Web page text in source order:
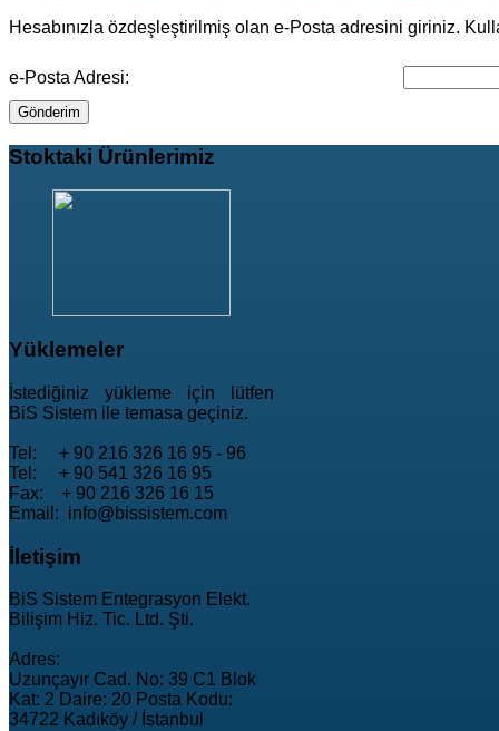
Hesabınızla özdeşleştirilmiş olan e-Posta adresini giriniz.
e-Posta Adresi:
Gönderim
Stoktaki Ürünlerimiz
Yüklemeler
İstediğiniz yükleme için lütfen
BiS Sistem ile temasa geçiniz.
Tel: + 90 216 326 16 95 - 96
Tel: + 90 541 326 16 95
Fax: + 90 216 326 16 15
Email: info@bissistem.com
İletişim
BiS Sistem Entegrasyon Elekt.
Bilişim Hiz. Tic. Ltd. Şti.
Adres:
Uzunçayır Cad. No: 39 C1 Blok
Kat: 2 Daire: 20 Posta Kodu:
34722 Kadıköy / İstanbul